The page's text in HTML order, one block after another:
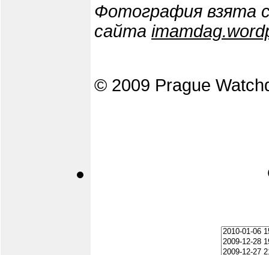
Фотография взята
сайта
© 2009 Prague